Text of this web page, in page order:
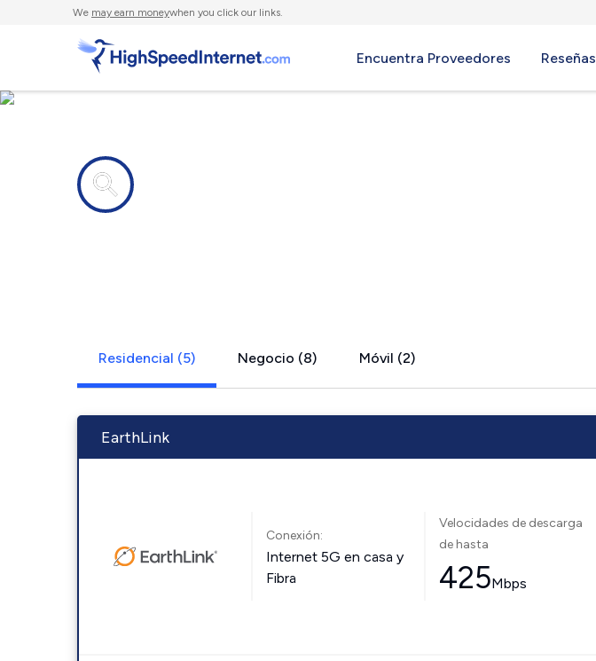
We may earn moneywhen you click our links.
Encuentra Proveedores Reseñas
Residencial (5) Negocio (8) Móvil (2)
EarthLink
Conexión:
Internet 5G en casa y
Fibra
Velocidades de descarga
de hasta
425Mbps